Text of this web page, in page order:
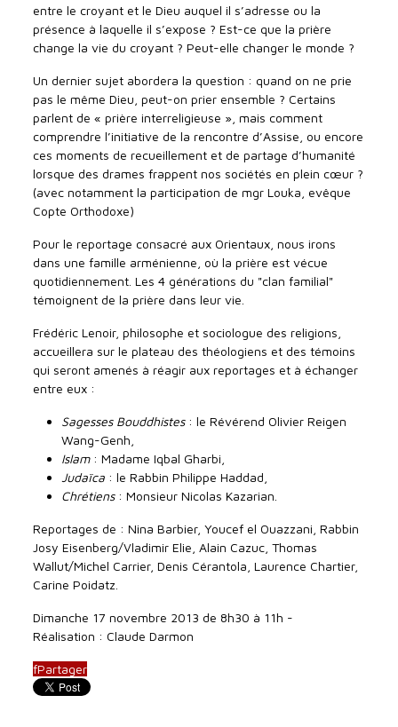
entre le croyant et le Dieu auquel il s’adresse ou la
présence à laquelle il s’expose ? Est-ce que la prière
change la vie du croyant ? Peut-elle changer le monde ?
Un dernier sujet abordera la question : quand on ne prie
pas le même Dieu, peut-on prier ensemble ? Certains
parlent de « prière interreligieuse », mais comment
comprendre l’initiative de la rencontre d’Assise, ou encore
ces moments de recueillement et de partage d’humanité
lorsque des drames frappent nos sociétés en plein cœur ?
(avec notamment la participation de mgr Louka, evêque
Copte Orthodoxe)
Pour le reportage consacré aux Orientaux, nous irons
dans une famille arménienne, où la prière est vécue
quotidiennement. Les 4 générations du "clan familial"
témoignent de la prière dans leur vie.
Frédéric Lenoir, philosophe et sociologue des religions,
accueillera sur le plateau des théologiens et des témoins
qui seront amenés à réagir aux reportages et à échanger
entre eux :
Sagesses Bouddhistes: le Révérend Olivier Reigen
Wang-Genh,
Islam: Madame Iqbal Gharbi,
Judaïca : le Rabbin Philippe Haddad,
Chrétiens: Monsieur Nicolas Kazarian.
Reportages de : Nina Barbier, Youcef el Ouazzani, Rabbin
Josy Eisenberg/Vladimir Elie, Alain Cazuc, Thomas
Wallut/Michel Carrier, Denis Cérantola, Laurence Chartier,
Carine Poidatz.
Dimanche 17 novembre 2013 de 8h30 à 11h -
Réalisation : Claude Darmon
fPartager